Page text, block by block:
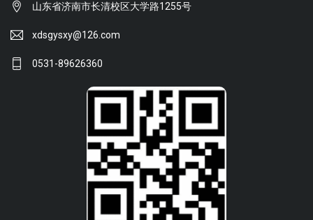
山东省济南市长清校区大学路1255号
xdsgysxy@126.com
0531-89626360